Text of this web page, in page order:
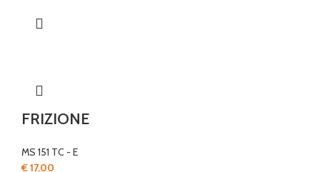
FRIZIONE
MS 151 TC - E
€17,00